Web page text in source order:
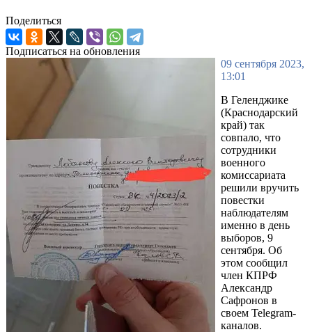
Поделиться
Подписаться на обновления
09 сентября 2023,
13:01
В Геленджике
(Краснодарский
край) так
совпало, что
сотрудники
военного
комиссариата
решили вручить
повестки
наблюдателям
именно в день
выборов, 9
сентября. Об
этом сообщил
член КПРФ
Александр
Сафронов в
своем Telegram-
каналов.